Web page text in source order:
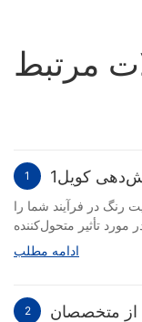
مرتبط
1 کویل1
رنگ در فرآیند شما را
تأثیر متحول‌کننده
قابل توجهی بر
مصرفی باشد، رنگ‌های
ادامه مطلب
2